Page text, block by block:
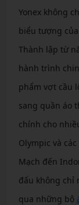
Yonex không
biểu tượng
Thành lập từ
hành trình
phẩm vợt cầu
sang quần áo
chính cho
Olympic và
Mạch đến
đấu không chỉ
qua những bộ